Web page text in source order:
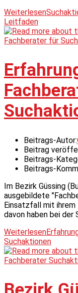
Weiterlesen
Leitfaden
Beitrags-Autor:
Beitrag
Beitrags-
Beitrags-
Im Bezirk Güssing
ausgebildete
Einsatzfall mit ihrem
davon haben bei der
Weiterlesen
Suchaktionen